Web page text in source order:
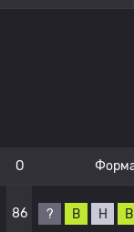
О
86 ? В Н В